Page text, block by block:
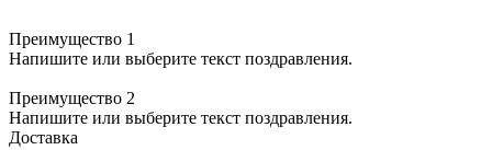
Преимущество 1
Напишите или выберите текст поздравления.
Преимущество 2
Напишите или выберите текст поздравления.
Доставка